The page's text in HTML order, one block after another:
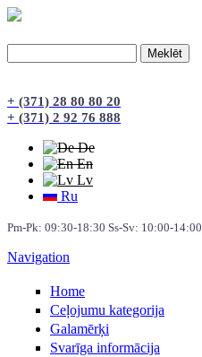
+ (371) 28 80 80 20
+ (371) 2 92 76 888
De
En
Lv
Ru
Pm-Pk: 09:30-18:30 Ss-Sv: 10:00-14:00
Navigation
Home
Сeļojumu kategorija
Galamērķi
Svarīga informācija